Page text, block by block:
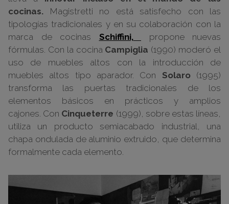
cocinas. Magistretti no está satisfecho con las
tipologías tradicionales y en su colaboración con la
marca de cocinas Schiffini,
propone nuevas
fórmulas. Con la cocina Campiglia (1990) moderó el
uso de muebles altos con la introducción de
muebles altos tipo aparador. Con Solaro(1995)
transforma las puertas tradicionales de los
elementos básicos en prácticos y amplios
cajones. Con Cinqueterre (1999), sobre estas líneas,
utiliza un producto semiacabado industrial, una
chapa ondulada de aluminio extruido, que determina
formalmente cada elemento.